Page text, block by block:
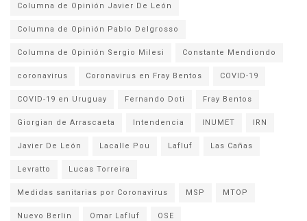
Columna de Opinión Javier De León
Columna de Opinión Pablo Delgrosso
Columna de Opinión Sergio Milesi Constante Mendiondo
coronavirus Coronavirus en Fray Bentos COVID-19
COVID-19 en Uruguay Fernando Doti Fray Bentos
Giorgian de Arrascaeta Intendencia INUMET IRN
Javier De León Lacalle Pou Lafluf Las Cañas
Levratto Lucas Torreira
Medidas sanitarias por Coronavirus MSP MTOP
Nuevo Berlin Omar Lafluf OSE